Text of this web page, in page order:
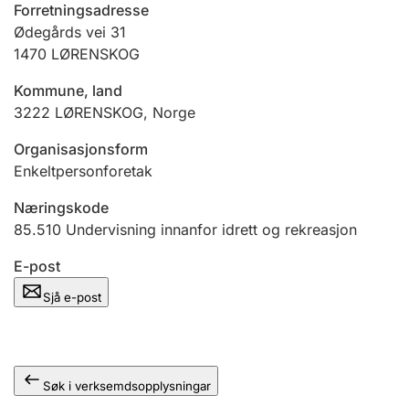
Jeger
Ektepaktrettleiaren
Andre tema
Forretningsadresse
Ødegårds vei 31
1470 LØRENSKOG
Kommune, land
3222 LØRENSKOG, Norge
Organisasjonsform
Enkeltpersonforetak
Næringskode
85.510 Undervisning innanfor idrett og rekreasjon
E-post
Sjå e-post
Søk i verksemdsopplysningar